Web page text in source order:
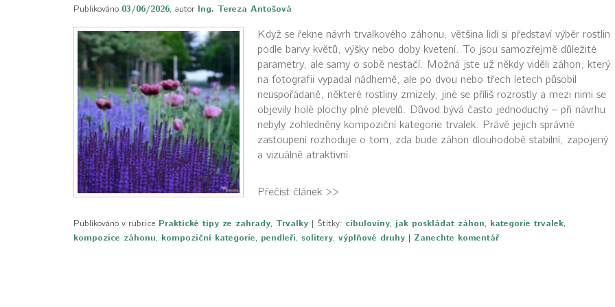
Publikováno 03/06/2026, autor Ing. Tereza Antošová
Když se řekne návrh trvalkového záhonu, většina lidí si představí výběr rostlin
podle barvy květů, výšky nebo doby kvetení. To jsou samozřejmě důležité
parametry, ale samy o sobě nestačí. Možná jste už někdy viděli záhon, který
na fotografii vypadal nádherně, ale po dvou nebo třech letech působil
neuspořádaně, některé rostliny zmizely, jiné se příliš rozrostly a mezi nimi se
objevily holé plochy plné plevelů. Důvod bývá často jednoduchý – při návrhu
nebyly zohledněny kompoziční kategorie trvalek. Právě jejich správné
zastoupení rozhoduje o tom, zda bude záhon dlouhodobě stabilní, zapojený
a vizuálně atraktivní.
Přečíst článek >>
Publikováno v rubrice Praktické tipy ze zahrady, Trvalky | Štítky: cibuloviny, jak poskládat záhon, kategorie trvalek,
kompozice záhonu, kompoziční kategorie, pendleři, solitery, výplňové druhy | Zanechte komentář